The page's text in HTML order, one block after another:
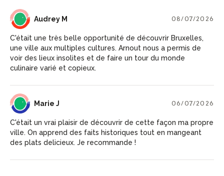
AM Audrey M 08/07/2026
C'était une très belle opportunité de découvrir Bruxelles,
une ville aux multiples cultures. Arnout nous a permis de
voir des lieux insolites et de faire un tour du monde
culinaire varié et copieux.
MJ Marie J 06/07/2026
C'était un vrai plaisir de découvrir de cette façon ma propre
ville. On apprend des faits historiques tout en mangeant
des plats delicieux. Je recommande !